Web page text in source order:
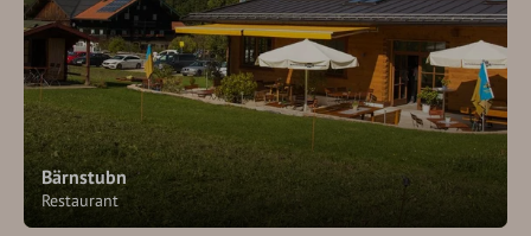
Bärnstubn
Restaurant